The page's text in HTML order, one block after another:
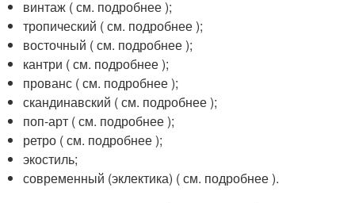
винтаж ( см. подробнее );
тропический ( см. подробнее );
восточный ( см. подробнее );
кантри ( см. подробнее );
прованс ( см. подробнее );
скандинавский ( см. подробнее );
поп-арт ( см. подробнее );
ретро ( см. подробнее );
экостиль;
современный (эклектика) ( см. подробнее ).